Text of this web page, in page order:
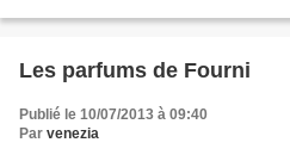
Les parfums de Fourni
Publié le 10/07/2013 à 09:40
Par venezia